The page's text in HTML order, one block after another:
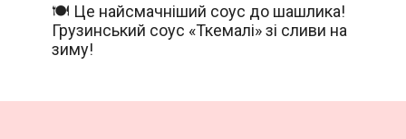
🍽️ Це найсмачніший соус до шашлика!
Грузинський соус «Ткемалі» зі сливи на
зиму!